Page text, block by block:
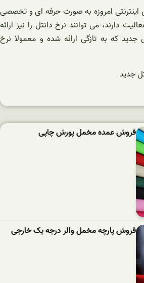
اینترنتی امروزه به صورت حرفه ای و تخصصی
دارند، می توانند نرخ دانتل را نیز ارائه
که به تازگی ارائه شده و معمولا نرخ
فروش عمده مخمل پورش چاپی
فروش پارچه مخمل والر درجه یک خارجی